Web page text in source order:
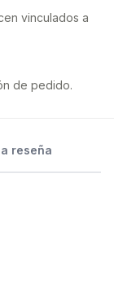
vinculados a
de pedido.
reseña